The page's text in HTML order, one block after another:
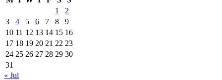
1
2
3
4 5 6 7 8
9
10 11 12 13 14 15 16
17 18 19 20 21 22 23
24 25 26 27 28 29 30
31
« Jul